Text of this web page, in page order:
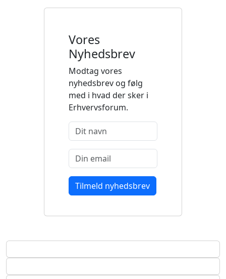
Vores
Nyhedsbrev
Modtag vores
nyhedsbrev og følg
med i hvad der sker i
Erhvervsforum.